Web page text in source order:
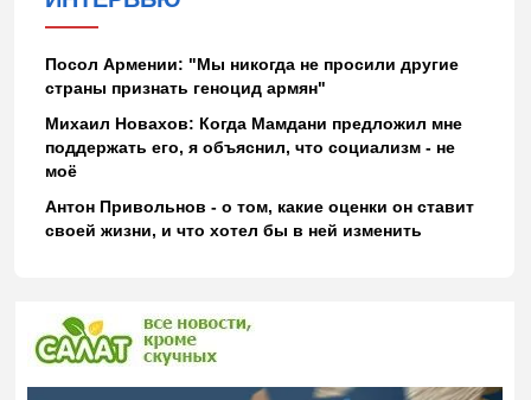
Посол Армении: "Мы никогда не просили другие
страны признать геноцид армян"
Михаил Новахов: Когда Мамдани предложил мне
поддержать его, я объяснил, что социализм - не
моё
Антон Привольнов - о том, какие оценки он ставит
своей жизни, и что хотел бы в ней изменить